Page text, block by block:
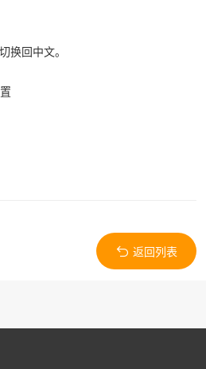
换回中文。
返回列表